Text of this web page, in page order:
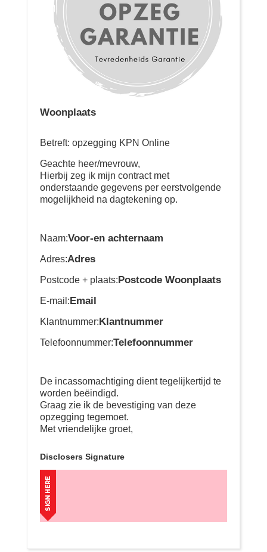
Woonplaats
Betreft: opzegging KPN Online
Geachte heer/mevrouw,
Hierbij zeg ik mijn contract met
onderstaande gegevens per eerstvolgende
mogelijkheid na dagtekening op.
Naam:Voor-en achternaam
Adres:Adres
Postcode + plaats:Postcode Woonplaats
E-mail:Email
Klantnummer:Klantnummer
Telefoonnummer:Telefoonnummer
De incassomachtiging dient tegelijkertijd te
worden beëindigd.
Graag zie ik de bevestiging van deze
opzegging tegemoet.
Met vriendelijke groet,
Disclosers Signature